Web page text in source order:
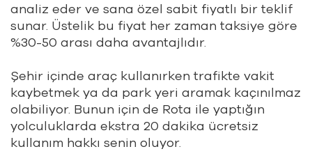
analiz eder ve sana özel sabit fiyatlı bir teklif
sunar. Üstelik bu fiyat her zaman taksiye göre
%30-50 arası daha avantajlıdır.
Şehir içinde araç kullanırken trafikte vakit
kaybetmek ya da park yeri aramak kaçınılmaz
olabiliyor. Bunun için de Rota ile yaptığın
yolculuklarda ekstra 20 dakika ücretsiz
kullanım hakkı senin oluyor.